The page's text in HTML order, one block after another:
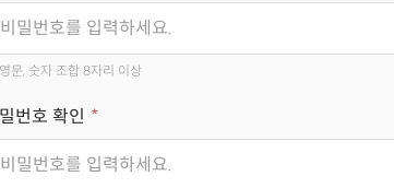
영문, 숫자 조합 8자리 이상
번호 확인